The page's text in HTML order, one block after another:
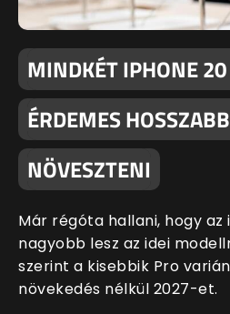
MINDKÉT IPHONE
ÉRDEMES
NÖVESZTENI
Már régóta hallani, hogy az
nagyobb lesz az idei
szerint a kisebbik Pro
növekedés nélkül 2027-et.